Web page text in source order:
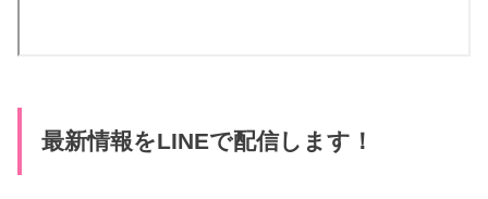
最新情報をLINEで配信します！